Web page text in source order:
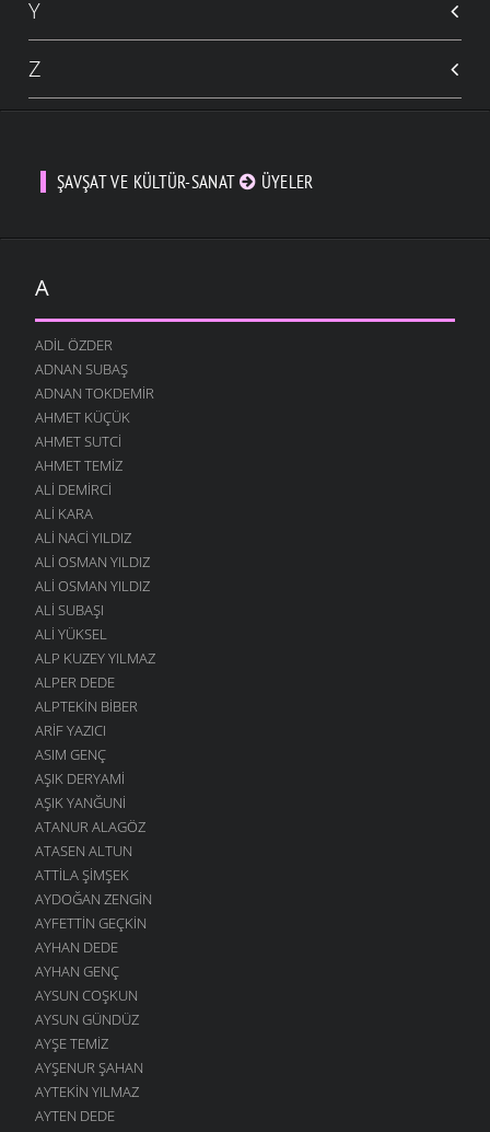
Y
Z
ŞAVŞAT VE KÜLTÜR-SANAT ÜYELER
A
ADIL ÖZDER
ADNAN SUBAŞ
ADNAN TOKDEMIR
AHMET KÜÇÜK
AHMET SUTCI
AHMET TEMIZ
ALI DEMIRCI
ALI KARA
ALI NACI YILDIZ
ALI OSMAN YILDIZ
ALI OSMAN YILDIZ
ALI SUBAŞI
ALI YÜKSEL
ALP KUZEY YILMAZ
ALPER DEDE
ALPTEKIN BIBER
ARIF YAZICI
ASIM GENÇ
AŞIK DERYAMI
AŞIK YANĞUNI
ATANUR ALAGÖZ
ATASEN ALTUN
ATTILA ŞIMŞEK
AYDOĞAN ZENGIN
AYFETTIN GEÇKIN
AYHAN DEDE
AYHAN GENÇ
AYSUN COŞKUN
AYSUN GÜNDÜZ
AYŞE TEMIZ
AYŞENUR ŞAHAN
AYTEKIN YILMAZ
AYTEN DEDE